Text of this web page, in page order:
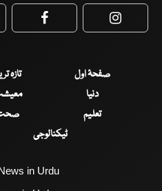
Facebook
صفحۂ اول تازہ
دنیا
تعلیم
ٹیکنالوجی
in Urdu